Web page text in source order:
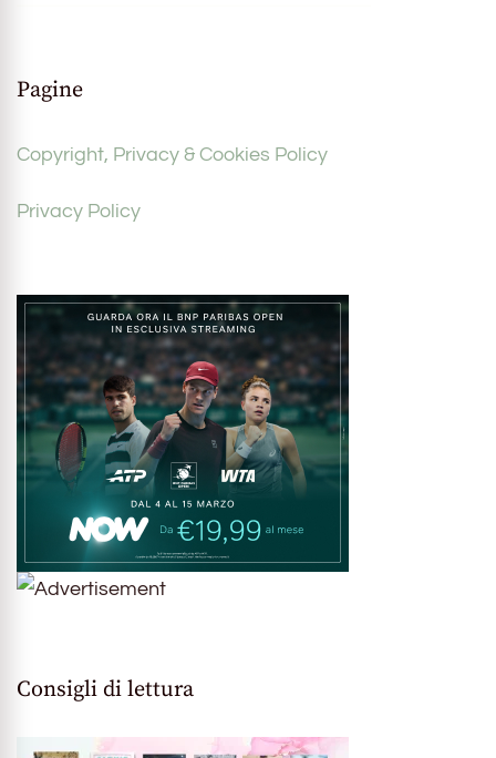
Pagine
Copyright, Privacy & Cookies Policy
Privacy Policy
Consigli di lettura